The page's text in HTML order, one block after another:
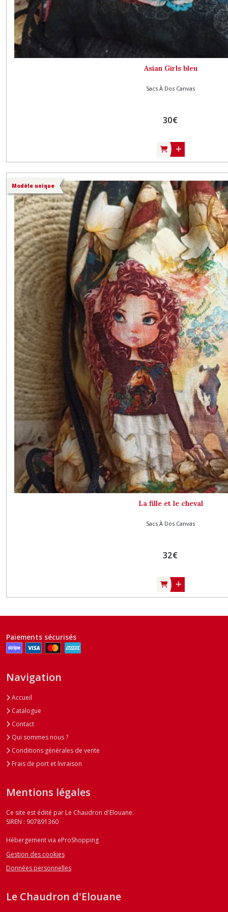
Asian Girls bleu
Sacs À Dos Canvas
30€
Modèle unique
La fille et le cheval
Sacs À Dos Canvas
32€
Paiements sécurisés
Navigation
Accueil
Catalogue
Contact
Qui sommes nous ?
Conditions générales de vente
Frais de port et livraison
Mentions légales
Ce site est édité par Le Chaudron d'Elouane.
SIREN : 907891360
Hébergement via eProShopping
Gestion des cookies
Données personnelles
Le Chaudron d'Elouane